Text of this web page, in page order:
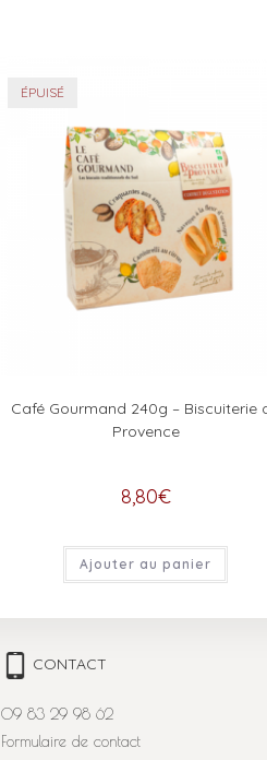
ÉPUISÉ
Café Gourmand 240g – Biscuiterie
Provence
8,80€
Ajouter au panier
CONTACT
09 83 29 98 62
Formulaire de contact